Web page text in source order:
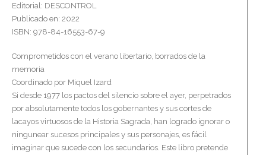
Editorial: DESCONTROL
Publicado en: 2022
ISBN: 978-84-16553-67-9
Comprometidos con el verano libertario, borrados de la
memoria
Coordinado por Miquel Izard
Si desde 1977 los pactos del silencio sobre el ayer, perpetrados
por absolutamente todos los gobernantes y sus cortes de
lacayos virtuosos de la Historia Sagrada, han logrado ignorar o
ningunear sucesos principales y sus personajes, es fácil
imaginar que sucede con los secundarios. Este libro pretende